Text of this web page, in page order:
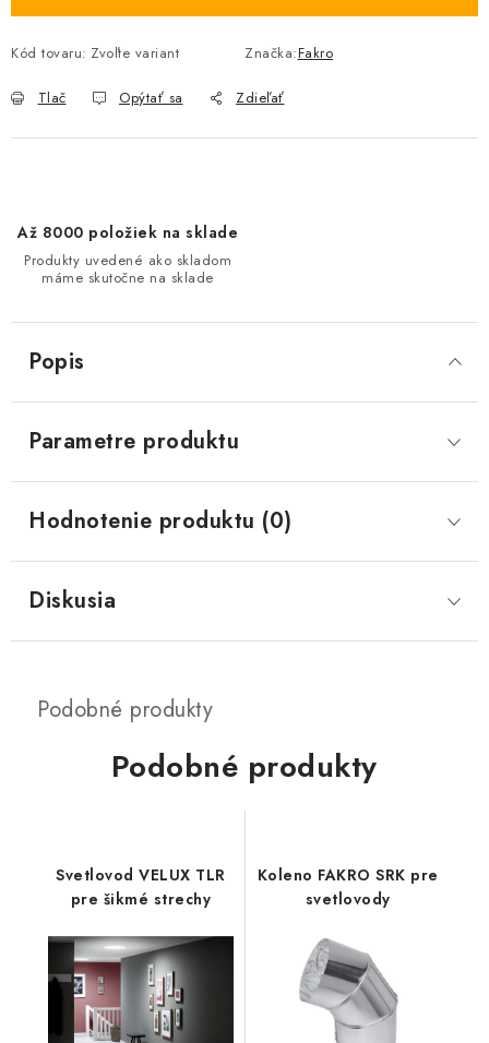
Kód tovaru: Zvoľte variant Značka:Fakro
Tlač Opýtať sa Zdieľať
Až 8000 položiek na sklade
Produkty uvedené ako skladom
máme skutočne na sklade
Popis
Parametre produktu
Hodnotenie produktu (0)
Diskusia
Podobné produkty
Svetlovod VELUX TLR
pre šikmé strechy
Koleno FAKRO SRK pre
svetlovody